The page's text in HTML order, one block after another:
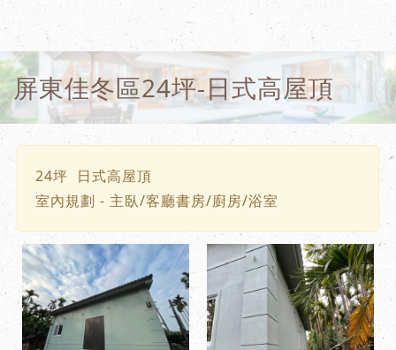
屏東佳冬區24坪-日式高屋頂
24坪 日式高屋頂
室內規劃 - 主臥/客廳書房/廚房/浴室